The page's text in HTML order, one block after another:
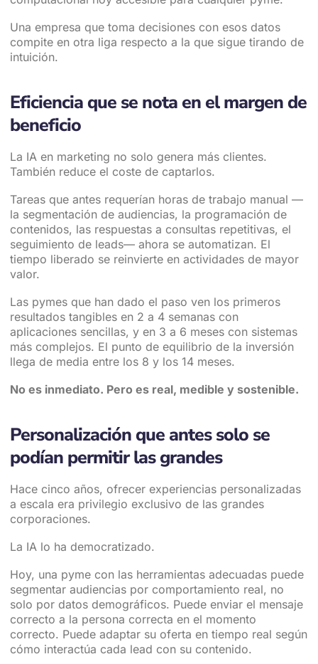
Una empresa que toma decisiones con esos datos
compite en otra liga respecto a la que sigue tirando de
intuición.
Eficiencia que se nota en el margen de
beneficio
La IA en marketing no solo genera más clientes.
También reduce el coste de captarlos.
Tareas que antes requerían horas de trabajo manual —
la segmentación de audiencias, la programación de
contenidos, las respuestas a consultas repetitivas, el
seguimiento de leads— ahora se automatizan. El
tiempo liberado se reinvierte en actividades de mayor
valor.
Las pymes que han dado el paso ven los primeros
resultados tangibles en 2 a 4 semanas con
aplicaciones sencillas, y en 3 a 6 meses con sistemas
más complejos. El punto de equilibrio de la inversión
llega de media entre los 8 y los 14 meses.
No es inmediato. Pero es real, medible y sostenible.
Personalización que antes solo se
podían permitir las grandes
Hace cinco años, ofrecer experiencias personalizadas
a escala era privilegio exclusivo de las grandes
corporaciones.
La IA lo ha democratizado.
Hoy, una pyme con las herramientas adecuadas puede
segmentar audiencias por comportamiento real, no
solo por datos demográficos. Puede enviar el mensaje
correcto a la persona correcta en el momento
correcto. Puede adaptar su oferta en tiempo real según
cómo interactúa cada lead con su contenido.